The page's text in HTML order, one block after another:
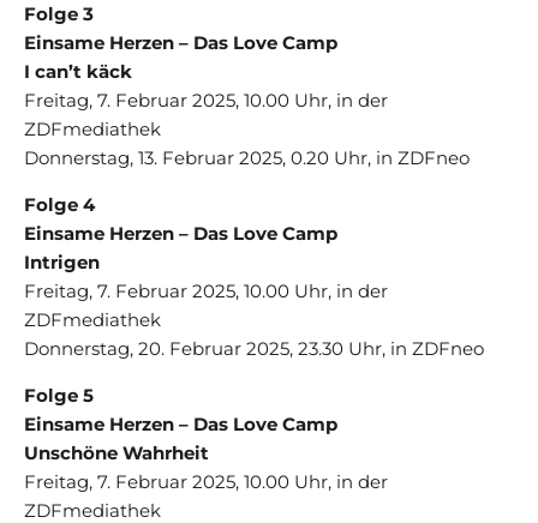
Folge 3
Einsame Herzen – Das Love Camp
I can’t käck
Freitag, 7. Februar 2025, 10.00 Uhr, in der
ZDFmediathek
Donnerstag, 13. Februar 2025, 0.20 Uhr, in ZDFneo
Folge 4
Einsame Herzen – Das Love Camp
Intrigen
Freitag, 7. Februar 2025, 10.00 Uhr, in der
ZDFmediathek
Donnerstag, 20. Februar 2025, 23.30 Uhr, in ZDFneo
Folge 5
Einsame Herzen – Das Love Camp
Unschöne Wahrheit
Freitag, 7. Februar 2025, 10.00 Uhr, in der
ZDFmediathek